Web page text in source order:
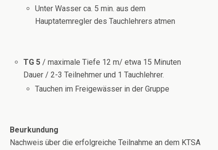
Unter Wasser ca. 5 min. aus dem
Hauptatemregler des Tauchlehrers atmen
TG 5 / maximale Tiefe 12 m/ etwa 15 Minuten
Dauer / 2-3 Teilnehmer und 1 Tauchlehrer.
Tauchen im Freigewässer in der Gruppe
Beurkundung
Nachweis über die erfolgreiche Teilnahme an dem KTSA